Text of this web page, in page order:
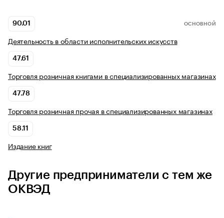
90.01 ОСНОВНОЙ
Деятельность в области исполнительских искусств
47.61
Торговля розничная книгами в специализированных магазинах
47.78
Торговля розничная прочая в специализированных магазинах
58.11
Издание книг
Другие предприниматели с тем же
ОКВЭД